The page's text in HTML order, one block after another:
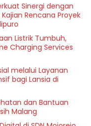
Sinergi dengan
Rencana Proyek
Listrik Tumbuh,
Charging Services
melalui Layanan
bagi Lansia di
dan Bantuan
Malang